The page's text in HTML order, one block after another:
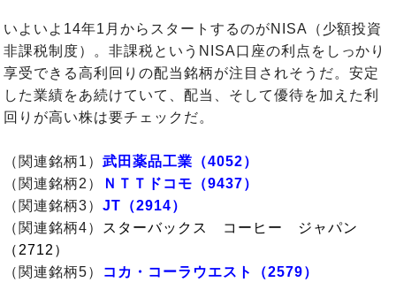
いよいよ14年1月からスタートするのがNISA（少額投資
非課税制度）。非課税というNISA口座の利点をしっかり
享受できる高利回りの配当銘柄が注目されそうだ。安定
した業績をあ続けていて、配当、そして優待を加えた利
回りが高い株は要チェックだ。
（関連銘柄1）武田薬品工業（4052）
（関連銘柄2）
ＮＴＴドコモ（9437）
（関連銘柄3）JT（2914）
（関連銘柄4）
スターバックス コーヒー ジャパン
（2712）
（関連銘柄5）
コカ・コーラウエスト（2579）